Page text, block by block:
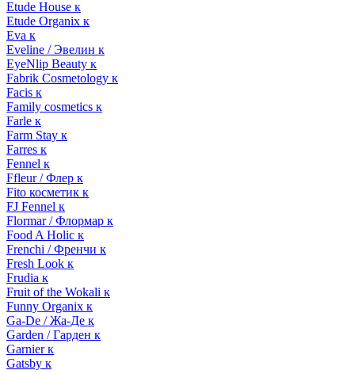
Etude House к
Etude Organix к
Eva к
Eveline / Эвелин к
EyeNlip Beauty к
Fabrik Cosmetology к
Facis к
Family cosmetics к
Farle к
Farm Stay к
Farres к
Fennel к
Ffleur / Флер к
Fito косметик к
FJ Fennel к
Flormar / Флормар к
Food A Holic к
Frenchi / Френчи к
Fresh Look к
Frudia к
Fruit of the Wokali к
Funny Organix к
Ga-De / Жа-Де к
Garden / Гарден к
Garnier к
Gatsby к